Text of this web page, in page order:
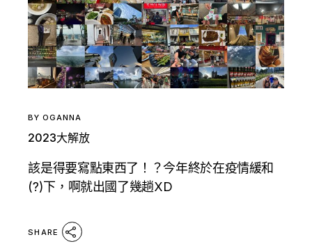
BY OGANNA
2023大解放
該是得要寫點東西了！？今年終於在疫情緩和
(?)下，啊就出國了幾趟XD
SHARE